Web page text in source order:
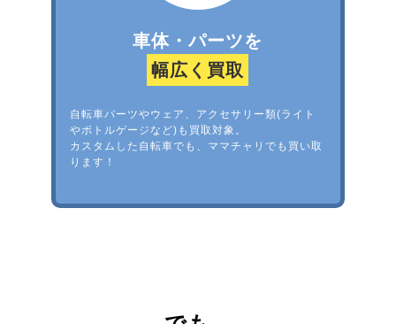
車体・パーツを
幅広く買取
自転車パーツやウェア、アクセサリー類(ライト
やボトルゲージなど)も買取対象。
カスタムした自転車でも、ママチャリでも買い取
ります！